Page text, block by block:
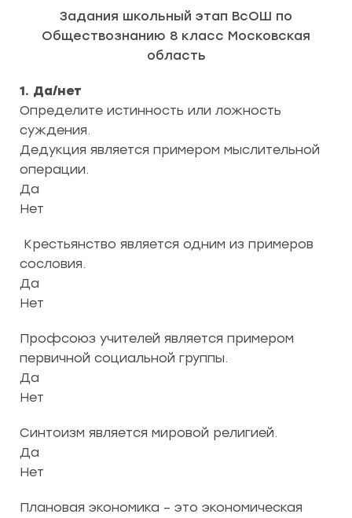
Задания школьный этап ВсОШ по
Обществознанию 8 класс Московская
область
1. Да/нет
Определите истинность или ложность
суждения.
Дедукция является примером мыслительной
операции.
Да
Нет
Крестьянство является одним из примеров
сословия.
Да
Нет
Профсоюз учителей является примером
первичной социальной группы.
Да
Нет
Синтоизм является мировой религией.
Да
Нет
Плановая экономика – это экономическая